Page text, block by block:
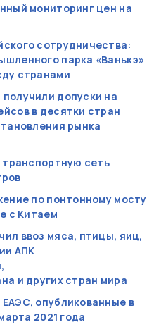
мониторинг цен на
сотрудничества:
парка «Ванькэ»
странами
допуски на
в десятки стран
рынка
транспортную сеть
по понтонному мосту
с Китаем
ввоз мяса, птицы, яиц,
АПК
и других стран мира
опубликованные в
2021 года